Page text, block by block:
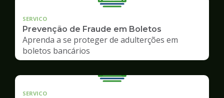
SERVICO
Prevenção de Fraude em Boletos
Aprenda a se proteger de adulterções em
boletos bancários
SERVICO